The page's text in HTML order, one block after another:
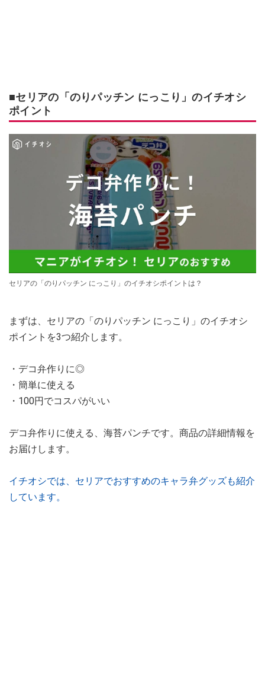
■セリアの「のりパッチン にっこり」のイチオシ
ポイント
セリアの「のりパッチン にっこり」のイチオシポイントは？
まずは、セリアの「のりパッチン にっこり」のイチオシ
ポイントを3つ紹介します。
・デコ弁作りに◎
・簡単に使える
・100円でコスパがいい
デコ弁作りに使える、海苔パンチです。商品の詳細情報を
お届けします。
イチオシでは、セリアでおすすめのキャラ弁グッズも紹介
しています。